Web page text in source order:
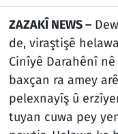
ZAZAKÎ NEWS –
de, viraştişê
Cinîyê Darahênî
baxçan ra amey
pelexnayîş û
tuyan cuwa pey